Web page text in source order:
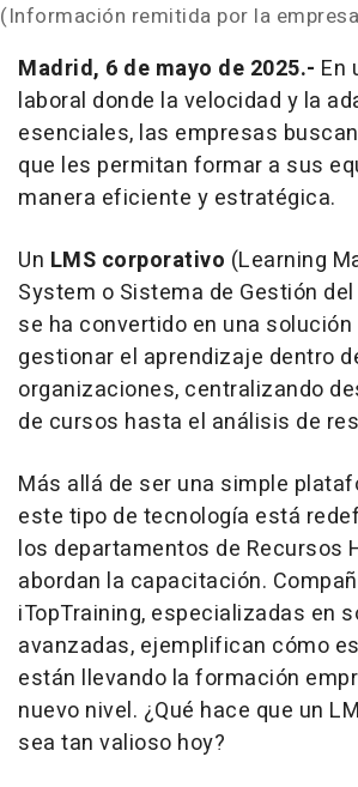
(Información remitida por la
Madrid, 6 de mayo de 2025.- En
laboral donde la velocidad y la
esenciales, las empresas
que les permitan formar a sus
manera eficiente y estratégica.
Un LMS corporativo (Learning
System o Sistema de Gestión
se ha convertido en una
gestionar el aprendizaje dentro
organizaciones, centralizando
de cursos hasta el análisis de
Más allá de ser una simple
este tipo de tecnología está
los departamentos de Recursos
abordan la capacitación.
iTopTraining, especializadas en
avanzadas, ejemplifican cómo
están llevando la formación
nuevo nivel. ¿Qué hace que un
sea tan valioso hoy?